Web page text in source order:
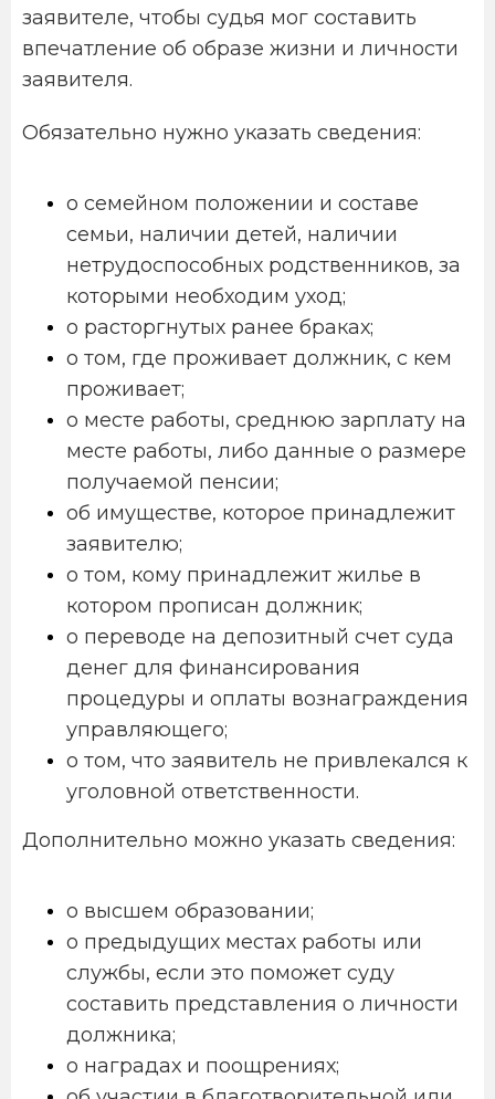
заявителе, чтобы судья мог составить
впечатление об образе жизни и личности
заявителя.
Обязательно нужно указать сведения:
о семейном положении и составе
семьи, наличии детей, наличии
нетрудоспособных родственников, за
которыми необходим уход;
о расторгнутых ранее браках;
о том, где проживает должник, с кем
проживает;
о месте работы, среднюю зарплату на
месте работы, либо данные о размере
получаемой пенсии;
об имуществе, которое принадлежит
заявителю;
о том, кому принадлежит жилье в
котором прописан должник;
о переводе на депозитный счет суда
денег для финансирования
процедуры и оплаты вознаграждения
управляющего;
о том, что заявитель не привлекался к
уголовной ответственности.
Дополнительно можно указать сведения:
о высшем образовании;
о предыдущих местах работы или
службы, если это поможет суду
составить представления о личности
должника;
о наградах и поощрениях;